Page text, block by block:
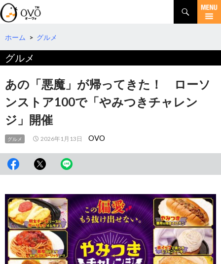
検
索
コ
テ
ツ
へ
動
ホーム > グルメ
グルメ
あの「悪魔」が帰ってきた！ ローソ
ンストア100で「やみつきチャレン
ジ」開催
グルメ 2026年1月13日 OVO